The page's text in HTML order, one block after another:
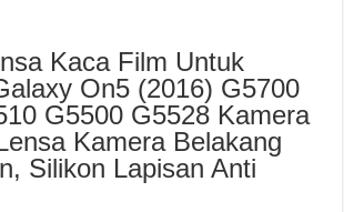
Kaca Film Untuk
On5 (2016) G5700
G5500 G5528 Kamera
Kamera Belakang
Silikon Lapisan Anti